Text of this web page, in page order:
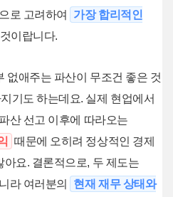
로 고려하여
가장 합리적인
이랍니다.
없애주는 파산이 무조건 좋은 것
기도 하는데요. 실제 현업에서
산 선고 이후에 따라오는
때문에 오히려 정상적인 경제
요. 결론적으로, 두 제도는
라 여러분의
현재 재무 상태와